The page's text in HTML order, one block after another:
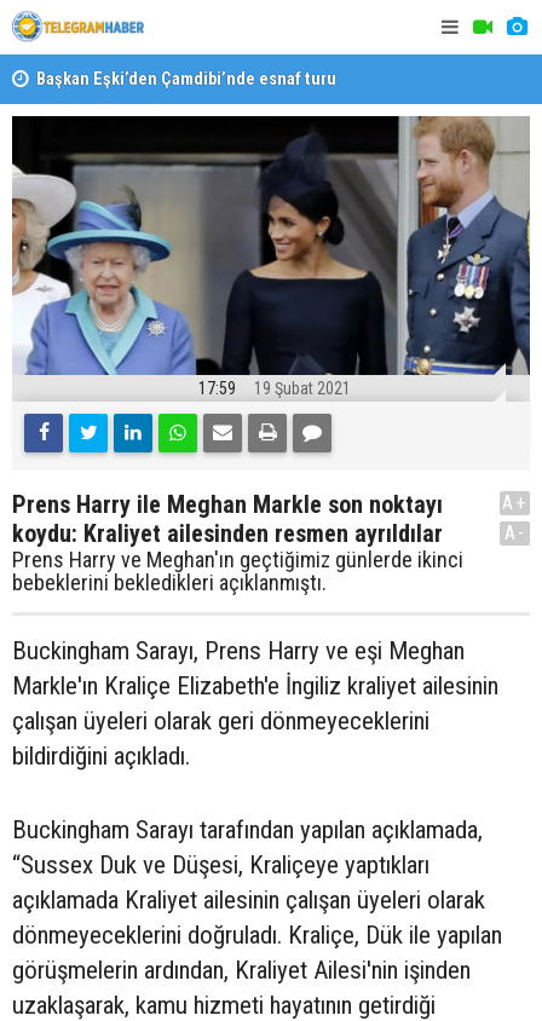
Başkan Eşki’den Çamdibi’nde esnaf turu
17:59 19 Şubat 2021
Prens Harry ile Meghan Markle son noktayı
koydu: Kraliyet ailesinden resmen ayrıldılar
Prens Harry ve Meghan'ın geçtiğimiz günlerde ikinci
bebeklerini bekledikleri açıklanmıştı.
A+
A-
Buckingham Sarayı, Prens Harry ve eşi Meghan
Markle'ın Kraliçe Elizabeth'e İngiliz kraliyet ailesinin
çalışan üyeleri olarak geri dönmeyeceklerini
bildirdiğini açıkladı.
Buckingham Sarayı tarafından yapılan açıklamada,
“Sussex Duk ve Düşesi, Kraliçeye yaptıkları
açıklamada Kraliyet ailesinin çalışan üyeleri olarak
dönmeyeceklerini doğruladı. Kraliçe, Dük ile yapılan
görüşmelerin ardından, Kraliyet Ailesi'nin işinden
uzaklaşarak, kamu hizmeti hayatının getirdiği